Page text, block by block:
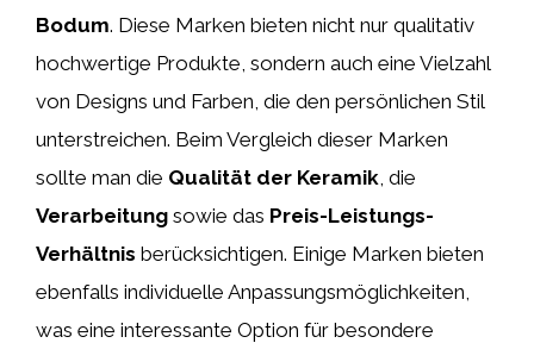
Bodum. Diese Marken bieten nicht nur qualitativ
hochwertige Produkte, sondern auch eine Vielzahl
von Designs und Farben, die den persönlichen Stil
unterstreichen. Beim Vergleich dieser Marken
sollte man die Qualität der Keramik , die
Verarbeitung sowie das Preis-Leistungs-
Verhältnis berücksichtigen. Einige Marken bieten
ebenfalls individuelle Anpassungsmöglichkeiten,
was eine interessante Option für besondere